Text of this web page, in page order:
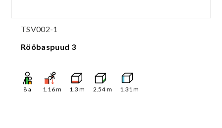
TSV002-1
Rööbaspuud 3
8 a 1.16m 1.3 m 2.54m 1.31m